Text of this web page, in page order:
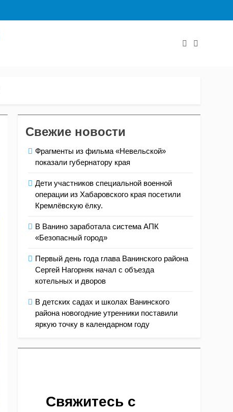
Свежие новости
Фрагменты из фильма «Невельской»
показали губернатору края
Дети участников специальной военной
операции из Хабаровского края посетили
Кремлёвскую ёлку.
В Ванино заработала система АПК
«Безопасный город»
Первый день года глава Ванинского района
Сергей Нагорняк начал с объезда
котельных и дворов
В детских садах и школах Ванинского
района новогодние утренники поставили
яркую точку в календарном году
Свяжитесь с